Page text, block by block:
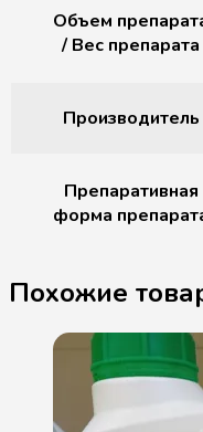
Объем
/ Вес препарата
Производитель
Препаративная
форма
Похожие